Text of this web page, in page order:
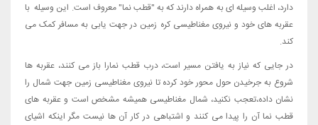
دارد، اغلب وسیله ای به همراه دارند که به "قطب نما" معروف است. این وسیله با
عقربه های خود و نیروی مغناطیسی کره زمین در جهت یابی به مسافر کمک می
کند.
در جایی که نیاز به یافتن مسیر است، درب قطب نمارا باز می کنند، عقربه ها
شروع به جرخیدن حول محور خود کرده تا نیروی مغناطیسی زمین جهت شمال را
نشان داده،تعجب نکنید، شمال مغناطیسی همیشه مشخص است و عقربه های
قطب نما آن را پیدا می کنند و اشتباهی در کار آن ها نیست مگر اینکه اشیای